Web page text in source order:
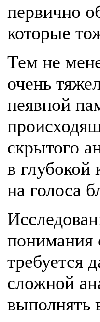
первично
которые
Тем не
очень
неявной
скрытого
в глубокой
на голоса
понимания
требуется
сложной
выполнять